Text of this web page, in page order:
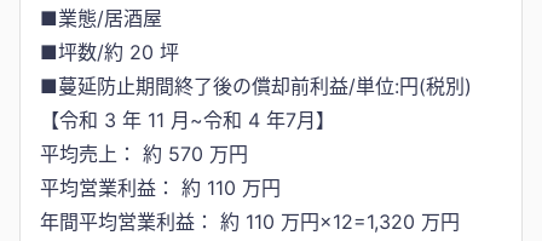
■業態/居酒屋
■坪数/約 20 坪
■蔓延防止期間終了後の償却前利益/単位:円(税別)
【令和 3 年 11 月~令和 4 年7月】
平均売上： 約 570 万円
平均営業利益： 約 110 万円
年間平均営業利益： 約 110 万円×12=1,320 万円